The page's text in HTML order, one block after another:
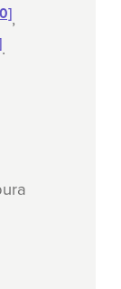
,
.